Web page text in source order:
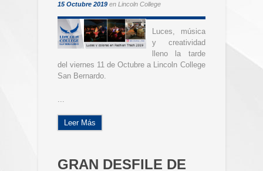
15 Octubre 2019en Lincoln College
Luces, música
y creatividad
lleno la tarde
del viernes 11 de Octubre a Lincoln College
San Bernardo.
...
Leer Más
GRAN DESFILE DE